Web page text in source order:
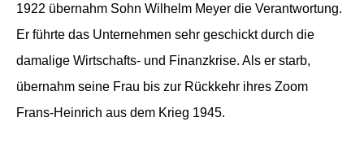
1922 übernahm Sohn Wilhelm Meyer die Verantwortung.
Er führte das Unternehmen sehr geschickt durch die
damalige Wirtschafts- und Finanzkrise. Als er starb,
übernahm seine Frau bis zur Rückkehr ihres Zoom
Frans-Heinrich aus dem Krieg 1945.